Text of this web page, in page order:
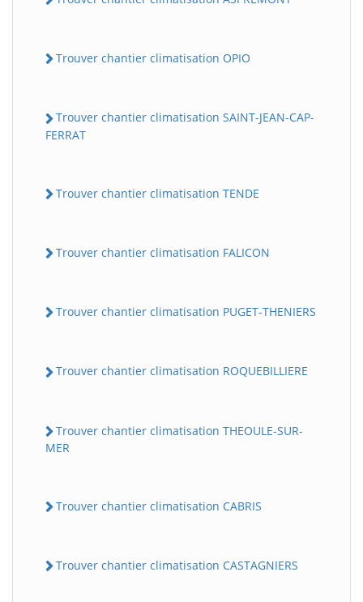
Trouver chantier climatisation OPIO
Trouver chantier climatisation SAINT-JEAN-CAP-
FERRAT
Trouver chantier climatisation TENDE
Trouver chantier climatisation FALICON
Trouver chantier climatisation PUGET-THENIERS
Trouver chantier climatisation ROQUEBILLIERE
Trouver chantier climatisation THEOULE-SUR-
MER
Trouver chantier climatisation CABRIS
Trouver chantier climatisation CASTAGNIERS